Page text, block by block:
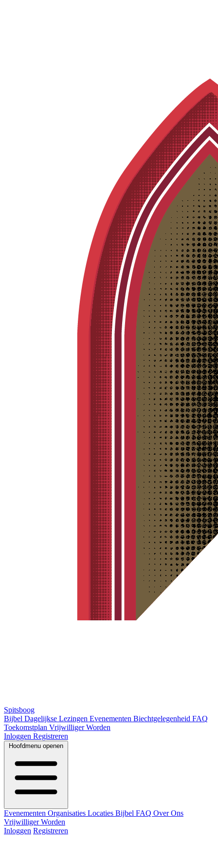
Spitsboog
Bijbel Dagelijkse Lezingen Evenementen Biechtgelegenheid FAQ
Toekomstplan Vrijwilliger Worden
Inloggen Registreren
Hoofdmenu openen
Evenementen Organisaties Locaties Bijbel FAQ Over Ons
Vrijwilliger Worden
Inloggen Registreren